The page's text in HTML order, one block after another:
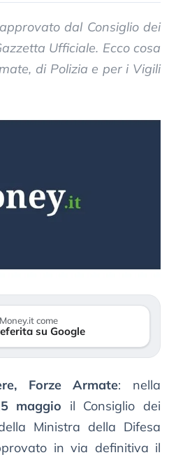
dal Consiglio dei
Ufficiale. Ecco cosa
di Polizia e per i Vigili
come
su Google
Forze Armate: nella
maggio il Consiglio dei
Ministra della Difesa
in via definitiva il